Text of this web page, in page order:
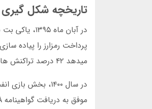
تاریخچه شکل گیری یاکی
میدهد ۴۲ درصد تراکنش های مالی در یاکی بت از طریق تتر انجام میشود.